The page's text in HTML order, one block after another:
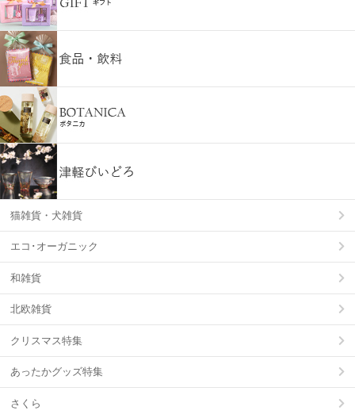
猫雑貨・犬雑貨
エコ･オーガニック
和雑貨
北欧雑貨
クリスマス特集
あったかグッズ特集
さくら